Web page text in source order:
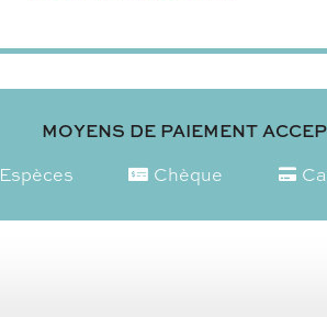
MOYENS DE PAIEMENT
Espèces
Chèque